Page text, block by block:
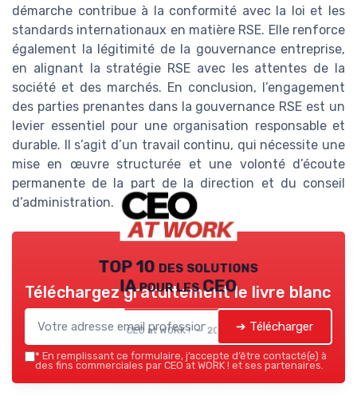
démarche contribue à la conformité avec la loi et les
standards internationaux en matière RSE. Elle renforce
également la légitimité de la gouvernance entreprise,
en alignant la stratégie RSE avec les attentes de la
société et des marchés. En conclusion, l’engagement
des parties prenantes dans la gouvernance RSE est un
levier essentiel pour une organisation responsable et
durable. Il s’agit d’un travail continu, qui nécessite une
mise en œuvre structurée et une volonté d’écoute
permanente de la part de la direction et du conseil
d’administration.
TOP 10 des solutions
IA pour les CEO
CEO at WORK ! — 2026
Téléchargez gratuitement le livre blanc
➔ Télécharger
* En remplissant ce formulaire, j’accepte d’être contacté(e) à
des fins commerciales par CEO at WORK ! et ses partenaires.